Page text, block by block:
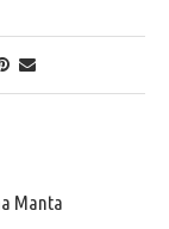
Manta